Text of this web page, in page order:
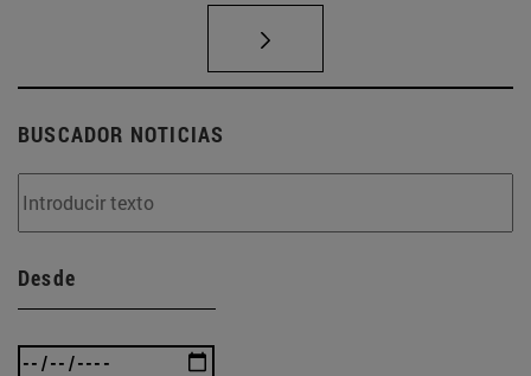
BUSCADOR NOTICIAS
Desde